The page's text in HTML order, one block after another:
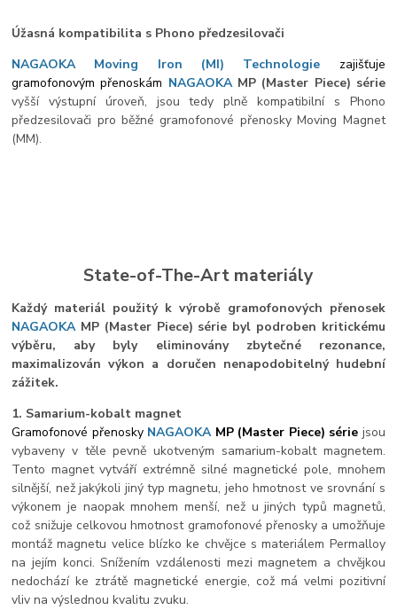
Úžasná kompatibilita s Phono předzesilovači
NAGAOKA Moving Iron (MI) Technologie zajišťuje
gramofonovým přenoskám NAGAOKA MP (Master Piece) série
vyšší výstupní úroveň, jsou tedy plně kompatibilní s Phono
předzesilovači pro běžné gramofonové přenosky Moving Magnet
(MM).
State-of-The-Art materiály
Každý materiál použitý k výrobě gramofonových přenosek
NAGAOKAMP (Master Piece) série byl podroben kritickému
výběru, aby byly eliminovány zbytečné rezonance,
maximalizován výkon a doručen nenapodobitelný hudební
zážitek.
1. Samarium-kobalt magnet
Gramofonové přenosky NAGAOKA MP (Master Piece) série jsou
vybaveny v těle pevně ukotveným samarium-kobalt magnetem.
Tento magnet vytváří extrémně silné magnetické pole, mnohem
silnější, než jakýkoli jiný typ magnetu, jeho hmotnost ve srovnání s
výkonem je naopak mnohem menší, než u jiných typů magnetů,
což snižuje celkovou hmotnost gramofonové přenosky a umožňuje
montáž magnetu velice blízko ke chvějce s materiálem Permalloy
na jejím konci. Snížením vzdálenosti mezi magnetem a chvějkou
nedochází ke ztrátě magnetické energie, což má velmi pozitivní
vliv na výslednou kvalitu zvuku.